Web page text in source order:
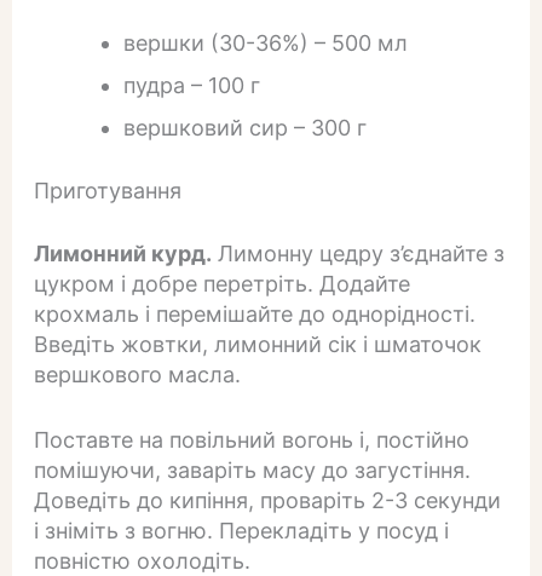
вершки (30-36%) – 500 мл
пудра – 100 г
вершковий сир – 300 г
Приготування
Лимонний курд. Лимонну цедру з’єднайте з
цукром і добре перетріть. Додайте
крохмаль і перемішайте до однорідності.
Введіть жовтки, лимонний сік і шматочок
вершкового масла.
Поставте на повільний вогонь і, постійно
помішуючи, заваріть масу до загустіння.
Доведіть до кипіння, проваріть 2-3 секунди
і зніміть з вогню. Перекладіть у посуд і
повністю охолодіть.